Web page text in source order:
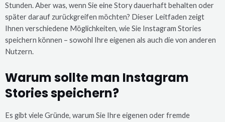
Stunden. Aber was, wenn Sie eine Story dauerhaft behalten oder
später darauf zurückgreifen möchten? Dieser Leitfaden zeigt
Ihnen verschiedene Möglichkeiten, wie Sie Instagram Stories
speichern können – sowohl Ihre eigenen als auch die von anderen
Nutzern.
Warum sollte man Instagram
Stories speichern?
Es gibt viele Gründe, warum Sie Ihre eigenen oder fremde